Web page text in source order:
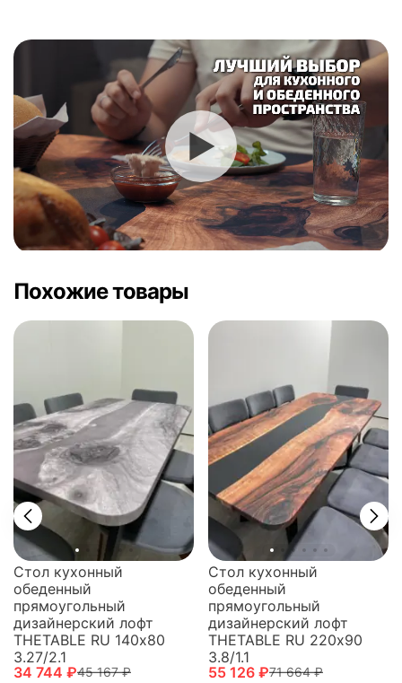
Похожие товары
Стол кухонный
обеденный
прямоугольный
дизайнерский лофт
THETABLE RU 140х80
3.27/2.1
34 744 ₽45 167 ₽
Стол кухонный
обеденный
прямоугольный
дизайнерский лофт
THETABLE RU 220х90
3.8/1.1
55 126 ₽71 664 ₽